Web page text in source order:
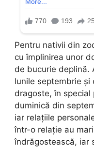
Pentru nativii din
cu împlinirea unor
de bucurie deplină.
lunile septembrie și
dragoste, în special
duminică din
iar relațiile
într-o relație au
îndrăgostească, iar